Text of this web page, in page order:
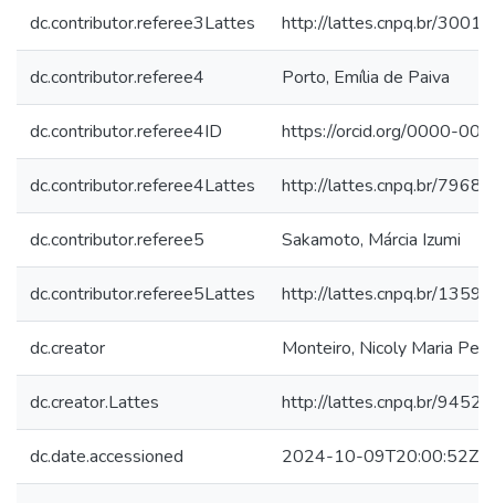
dc.contributor.referee3Lattes http://lattes.cnpq.br/
dc.contributor.referee4 Porto, Emília de Paiva
dc.contributor.referee4ID https://orcid.org/0000-
dc.contributor.referee4Lattes http://lattes.cnpq.br/
dc.contributor.referee5 Sakamoto, Márcia Izumi
dc.contributor.referee5Lattes http://lattes.cnpq.br/
dc.creator Monteiro, Nicoly Maria
dc.creator.Lattes http://lattes.cnpq.br/
dc.date.accessioned 2024-10-09T20:00:52Z